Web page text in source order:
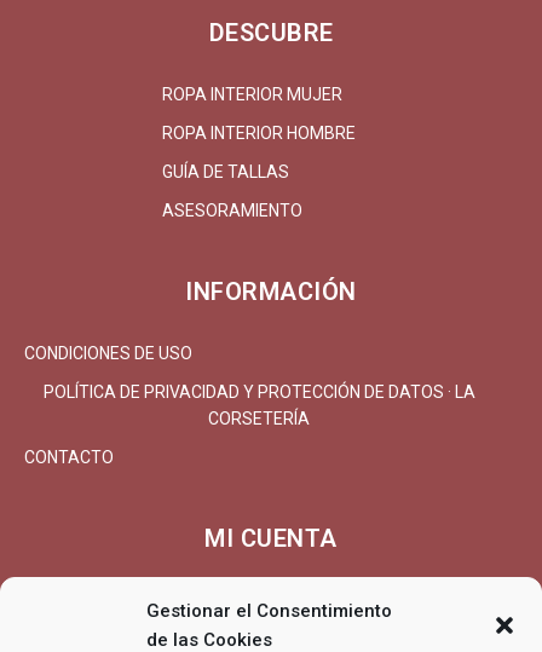
Gestionar el Consentimiento
de las Cookies
DESCUBRE
ROPA INTERIOR MUJER
ROPA INTERIOR HOMBRE
GUÍA DE TALLAS
ASESORAMIENTO
INFORMACIÓN
CONDICIONES DE USO
POLÍTICA DE PRIVACIDAD Y PROTECCIÓN DE DATOS · LA
CORSETERÍA
CONTACTO
MI CUENTA
MI CUENTA/REGISTRARSE
CARRITO